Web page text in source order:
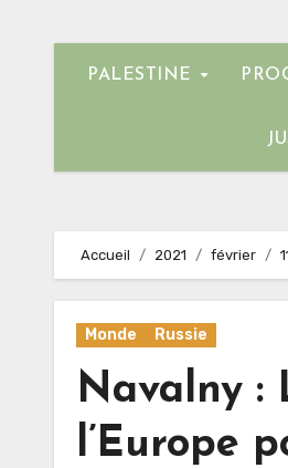
PALESTINE
Accueil 2021 février
Monde Russie
Navalny :
l’Europe